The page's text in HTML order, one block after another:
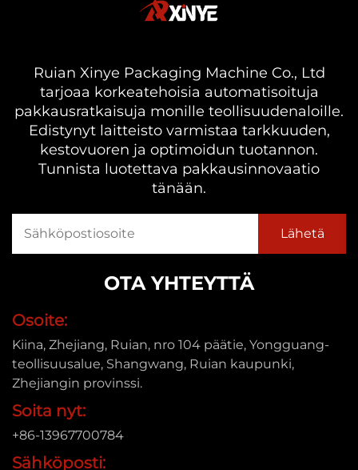
Ruian Xinye Packaging Machine Co., Ltd
tarjoaa korkeatehoisia automatisoituja
pakkausratkaisuja monille teollisuudenaloille.
Edistynyt laitteisto varmistaa tarkkuuden,
kestovuoren ja optimoidun tuotannon.
Tunnista luotettava pakkausinnovaatio
tänään.
OTA YHTEYTTÄ
Osoite:
Kiina, Zhejiang, Ruian, nro 104 päätie, Yongguang-
teollisuusalue, Shangwang, Ruian kaupunki,
Zhejiangin provinssi.
Soita nyt:
+86-13967700784
Sähköposti: